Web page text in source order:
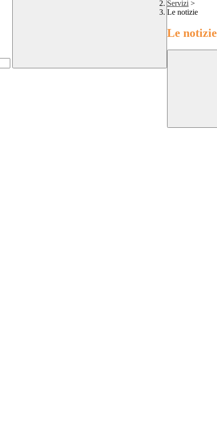
Servizi >
Le notizie
Le notizie